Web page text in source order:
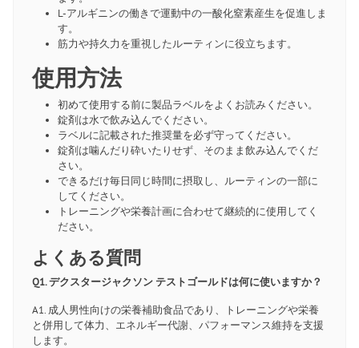
L-アルギニンの働きで運動中の一酸化窒素産生を促進しま
す。
筋力や持久力を重視したルーティンに役立ちます。
使用方法
初めて使用する前に製品ラベルをよくお読みください。
錠剤は水で飲み込んでください。
ラベルに記載された推奨量を必ず守ってください。
錠剤は噛んだり砕いたりせず、そのまま飲み込んでくだ
さい。
できるだけ毎日同じ時間に摂取し、ルーティンの一部に
してください。
トレーニングや栄養計画に合わせて継続的に使用してく
ださい。
よくある質問
Q1. デクスタージャクソン テストゴールドは何に使いますか？
A1. 成人男性向けの栄養補助食品であり、トレーニングや栄養
と併用して体力、エネルギー代謝、パフォーマンス維持を支援
します。